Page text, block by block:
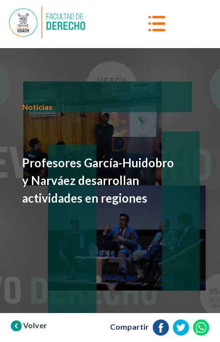
Noticias
Profesores García-Huidobro
y Narváez desarrollan
actividades en regiones
Volver Compartir